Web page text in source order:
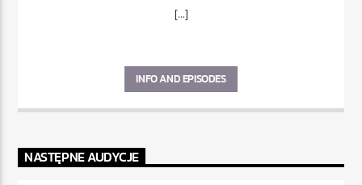
[...]
INFO AND EPISODES
NASTĘPNE AUDYCJE